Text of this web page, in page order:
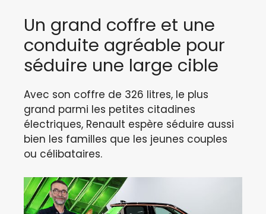
Un grand coffre et une
conduite agréable pour
séduire une large cible
Avec son coffre de 326 litres, le plus
grand parmi les petites citadines
électriques, Renault espère séduire aussi
bien les familles que les jeunes couples
ou célibataires.